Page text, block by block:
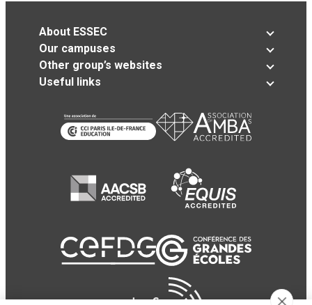
About ESSEC
Our campuses
Other group’s websites
Useful links